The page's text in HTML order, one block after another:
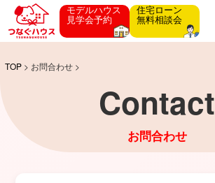
モデルハウス
見学会予約
住宅ローン
無料相談会
TOP > お問合わせ >
Contact
お問合わせ